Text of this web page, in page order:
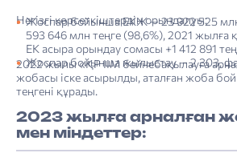
Негізгі көрсеткіштердің орындалуы:
Жоспар бойынша ЕКЖ — 23 922 525
593 646 млн теңге (98,6%), 2021 жылға
ЕК асыра орындау сомасы +1 412 891
Жоспар бойынша жылыстау — 2 303,
2022 жылы «ҚР ІІМ бейнебақылауға
жобасы іске асырылды, аталған жоба
теңгені құрады.
2023 жылға арналған
мен міндеттер: